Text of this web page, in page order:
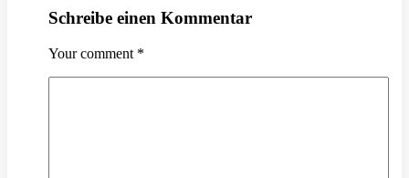
Schreibe einen Kommentar
Your comment *